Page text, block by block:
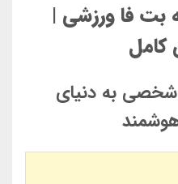
بت فا ورزشی |
کامل
شخصی به دنیای